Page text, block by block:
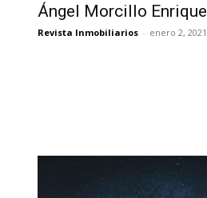
Ángel Morcillo Enrique
Revista Inmobiliarios - enero 2, 2021